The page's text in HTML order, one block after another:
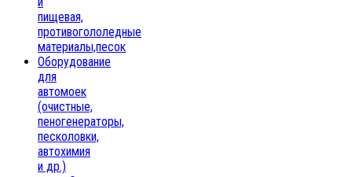
пищевая,
противогололедные
материалы,песок
Oборудование
для
автомоек
(очистные,
пеногенераторы,
песколовки,
автохимия
и др.)